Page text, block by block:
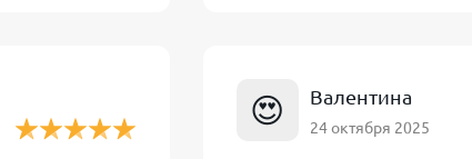
😍 Валентина
24 октября 2025